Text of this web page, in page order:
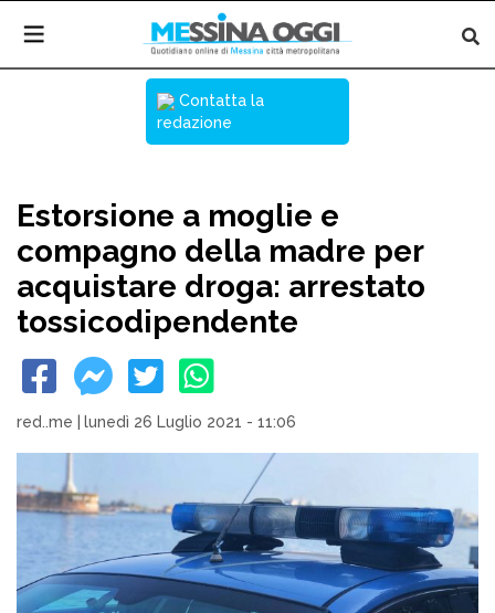
Contatta la
redazione
Estorsione a moglie e
compagno della madre per
acquistare droga: arrestato
tossicodipendente
red..me lunedì 26 Luglio 2021 - 11:06